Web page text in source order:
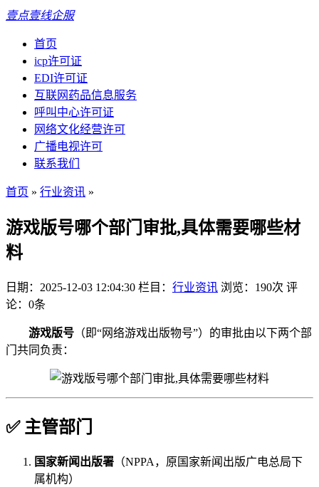
壹点壹线企服
首页
icp许可证
EDI许可证
互联网药品信息服务
呼叫中心许可证
网络文化经营许可
广播电视许可
联系我们
首页 » 行业资讯 »
游戏版号哪个部门审批,具体需要哪些材
料
日期：2025-12-03 12:04:30 栏目： 行业资讯 浏览：190次 评
论：0条
游戏版号 （即“网络游戏出版物号”）的审批由以下两个部
门共同负责：
✅ 主管部门
国家新闻出版署 （NPPA，原国家新闻出版广电总局下
属机构）